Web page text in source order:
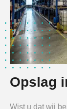
Opslag
Wist u dat wij